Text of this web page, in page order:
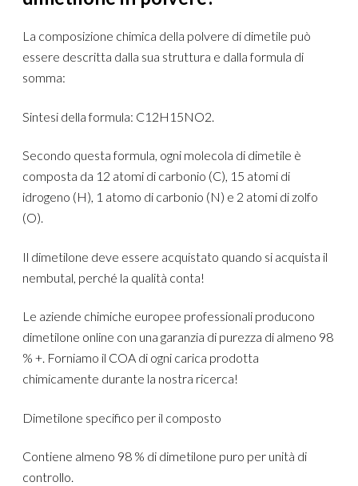
La composizione chimica della polvere di dimetile può
essere descritta dalla sua struttura e dalla formula di
somma:
Sintesi della formula: C12H15NO2.
Secondo questa formula, ogni molecola di dimetile è
composta da 12 atomi di carbonio (C), 15 atomi di
idrogeno (H), 1 atomo di carbonio (N) e 2 atomi di zolfo
(O).
Il dimetilone deve essere acquistato quando si acquista il
nembutal, perché la qualità conta!
Le aziende chimiche europee professionali producono
dimetilone online con una garanzia di purezza di almeno 98
% +. Forniamo il COA di ogni carica prodotta
chimicamente durante la nostra ricerca!
Dimetilone specifico per il composto
Contiene almeno 98 % di dimetilone puro per unità di
controllo.